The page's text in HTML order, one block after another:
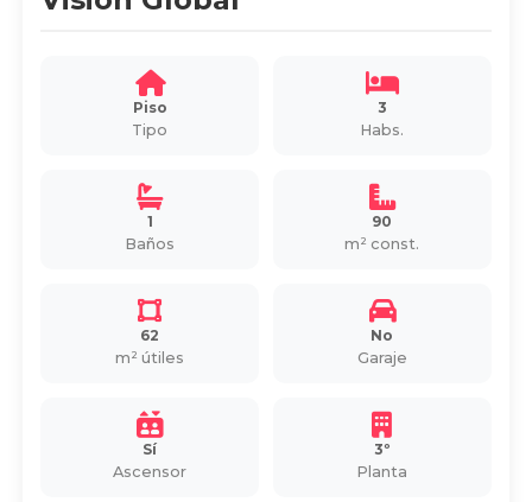
Piso
Tipo
3
Habs.
1
Baños
90
m² const.
62
m² útiles
No
Garaje
Sí
Ascensor
3º
Planta